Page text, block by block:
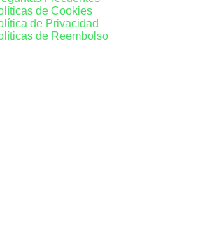
de Cookies
de Privacidad
de Reembolso